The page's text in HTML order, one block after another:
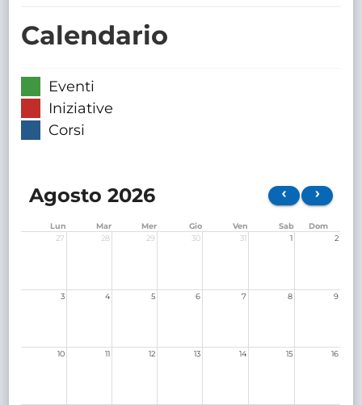
Calendario
Eventi
Iniziative
Corsi
Agosto 2026
Lun Mar Mer Gio Ven Sab
Dom
27
28 29 30 31 1 2
3 4 5 6 7 8 9
10 11 12 13 14 15 16